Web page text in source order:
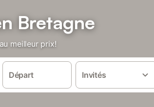
Bretagne
meilleur prix!
Départ Invités